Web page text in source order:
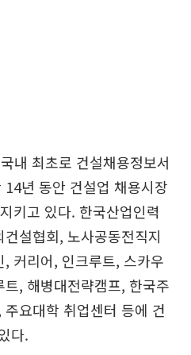
내 최초로 건설채용정보서
년 동안 건설업 채용시장
키고 있다. 한국산업인력
설협회, 노사공동전직지
커리어, 인크루트, 스카우
, 해병대전략캠프, 한국주
요대학 취업센터 등에 건
다.